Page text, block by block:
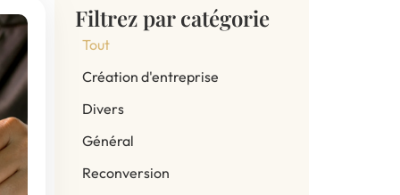
Filtrez par catégorie
Création d'entreprise
Divers
Général
Reconversion
Tout